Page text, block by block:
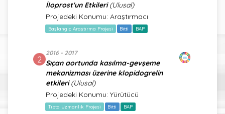
İloprost'un Etkileri (Ulusal)
Projedeki Konumu: Araştırmacı
Başlangıç Araştırma Projesi Bitti BAP
2
2016 - 2017
Sıçan aortunda kasılma-gevşeme
mekanizması üzerine klopidogrelin
etkileri (Ulusal)
Projedeki Konumu: Yürütücü
Tıpta Uzmanlık Projesi Bitti BAP